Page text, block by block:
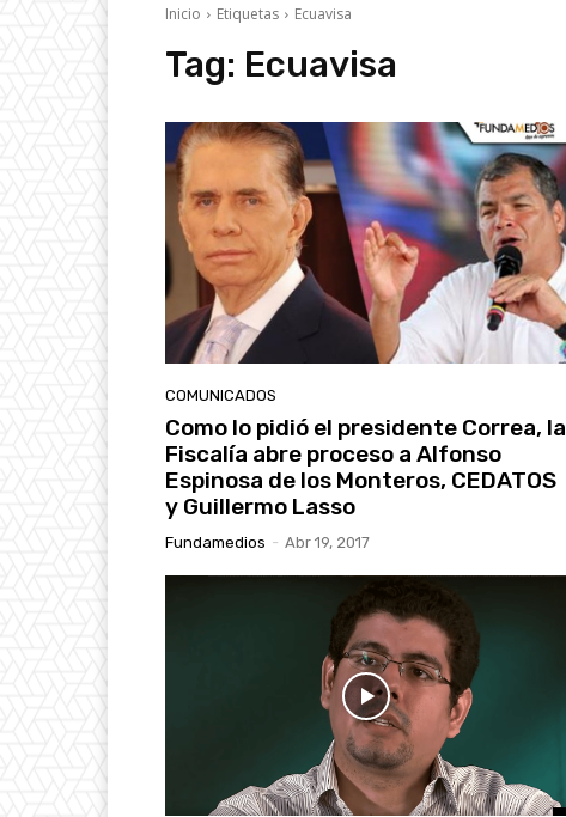
Inicio Etiquetas Ecuavisa
Tag: Ecuavisa
COMUNICADOS
Como lo pidió el presidente Correa, la
Fiscalía abre proceso a Alfonso
Espinosa de los Monteros, CEDATOS
y Guillermo Lasso
Fundamedios - Abr 19, 2017